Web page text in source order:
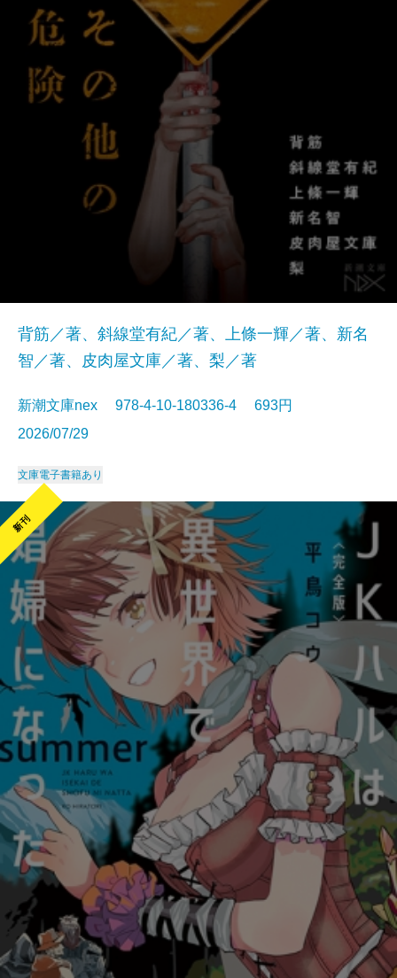
背筋／著、斜線堂有紀／著、上條一輝／著、新名
智／著、皮肉屋文庫／著、梨／著
新潮文庫nex 978-4-10-180336-4 693円
2026/07/29
文庫電子書籍あり
新刊